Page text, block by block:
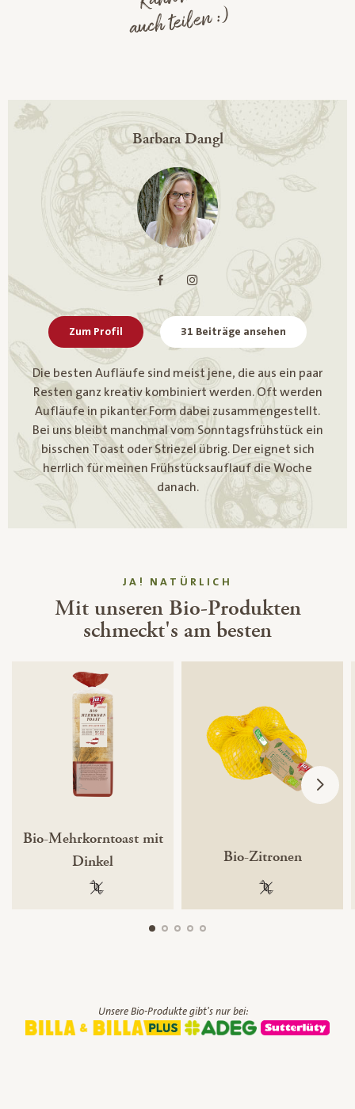
auch teilen :)
Barbara Dangl
Zum Profil 31 Beiträge ansehen
Die besten Aufläufe sind meist jene, die aus ein paar
Resten ganz kreativ kombiniert werden. Oft werden
Aufläufe in pikanter Form dabei zusammengestellt.
Bei uns bleibt manchmal vom Sonntagsfrühstück ein
bisschen Toast oder Striezel übrig. Der eignet sich
herrlich für meinen Frühstücksauflauf die Woche
danach.
JA! NATÜRLICH
Mit unseren Bio-Produkten
schmeckt's am besten
Bio-Mehrkorntoast mit
Dinkel
100 % gentechnikfrei
Bio-Zitronen
100 %
Unsere Bio-Produkte gibt's nur bei: